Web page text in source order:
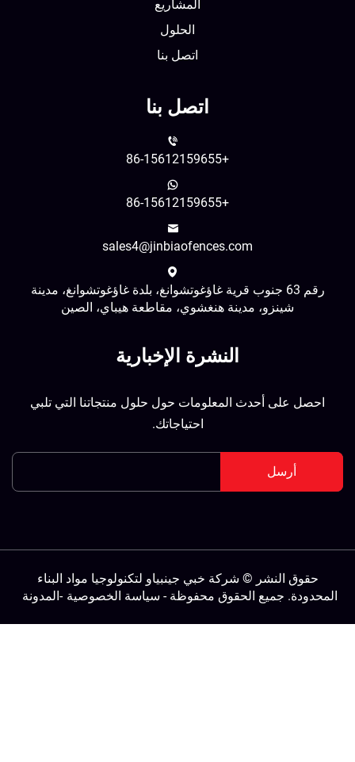
المشاريع
الحلول
اتصل بنا
اتصل بنا
sales4@jinbiaofences.com
رقم 63 جنوب قرية غاؤغوتشوانغ، بلدة غاؤغوتشوانغ، مدينة
شينزو، مدينة هنغشوي، مقاطعة هيباي، الصين
النشرة الإخبارية
احصل على أحدث المعلومات حول حلول منتجاتنا التي تلبي
احتياجاتك.
أرسل
حقوق النشر © شركة خبي جينبياو لتكنولوجيا مواد البناء
جميع الحقوق محفوظة -سياسة الخصوصية -المدونة